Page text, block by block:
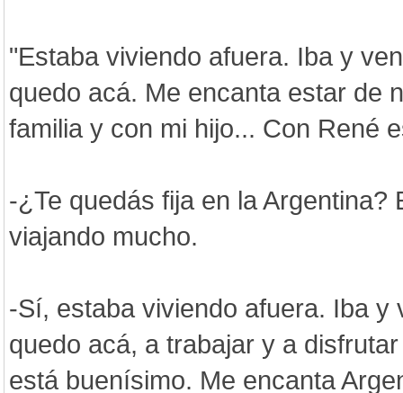
"Estaba viviendo afuera. Iba y
quedo acá. Me encanta estar de
familia y con mi hijo... Con René
-¿Te quedás fija en la Argentina?
viajando mucho.
-Sí, estaba viviendo afuera. Iba y
quedo acá, a trabajar y a
está buenísimo. Me encanta